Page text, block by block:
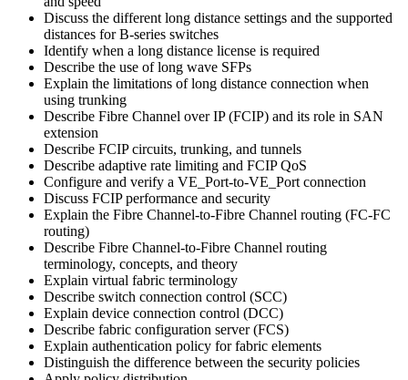
Discuss the different long distance settings and the supported
distances for B-series switches
Identify when a long distance license is required
Describe the use of long wave SFPs
Explain the limitations of long distance connection when
using trunking
Describe Fibre Channel over IP (FCIP) and its role in SAN
extension
Describe FCIP circuits, trunking, and tunnels
Describe adaptive rate limiting and FCIP QoS
Configure and verify a VE_Port-to-VE_Port connection
Discuss FCIP performance and security
Explain the Fibre Channel-to-Fibre Channel routing (FC-FC
routing)
Describe Fibre Channel-to-Fibre Channel routing
terminology, concepts, and theory
Explain virtual fabric terminology
Describe switch connection control (SCC)
Explain device connection control (DCC)
Describe fabric configuration server (FCS)
Explain authentication policy for fabric elements
Distinguish the difference between the security policies